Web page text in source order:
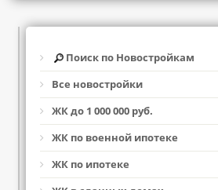
Поиск по Новостройкам
Все новостройки
ЖК до 1 000 000 руб.
ЖК по военной ипотеке
ЖК по ипотеке